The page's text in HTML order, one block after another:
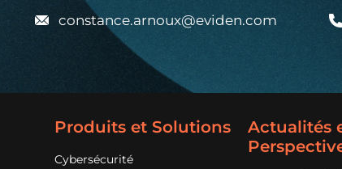
constance.arnoux@eviden.com
Produits et Solutions
Cybersécurité
Actualités